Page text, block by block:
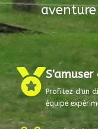
S'amuser
Profitez d'un
équipe